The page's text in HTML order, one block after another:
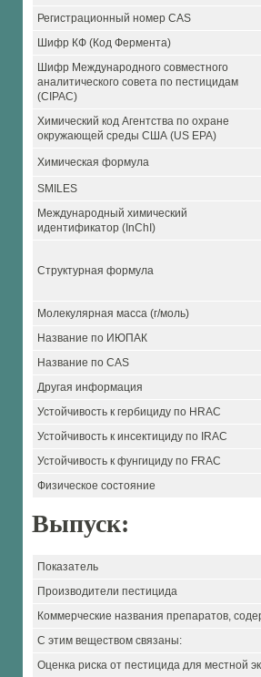
Регистрационный номер CAS
Шифр КФ (Код Фермента)
Шифр Международного совместного
аналитического совета по пестицидам
(CIPAC)
Химический код Агентства по охране
окружающей среды США (US EPA)
Химическая формула
SMILES
Международный химический
идентификатор (InChI)
Структурная формула
Молекулярная масса (г/моль)
Название по ИЮПАК
Название по CAS
Другая информация
Устойчивость к гербициду по HRAC
Устойчивость к инсектициду по IRAC
Устойчивость к фунгициду по FRAC
Физическое состояние
Выпуск:
Показатель
Производители пестицида
Коммерческие названия препаратов,
С этим веществом связаны:
Оценка риска от пестицида для местной